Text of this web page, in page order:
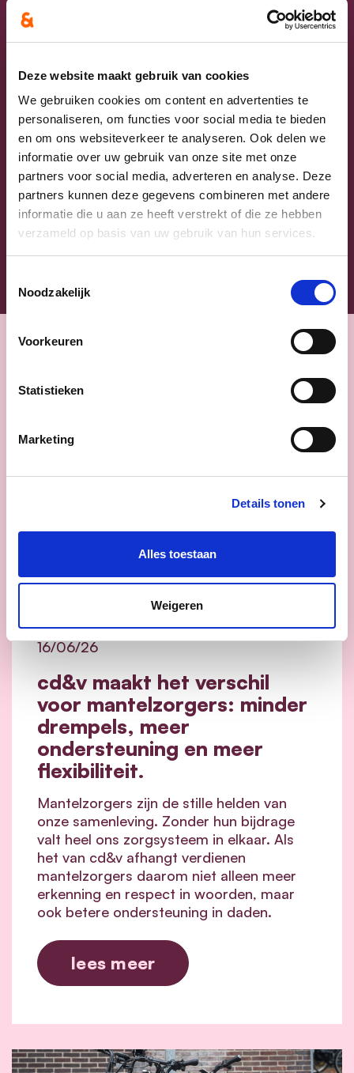
Deze website maakt gebruik van cookies
We gebruiken cookies om content en advertenties te
personaliseren, om functies voor social media te bieden
en om ons websiteverkeer te analyseren. Ook delen we
informatie over uw gebruik van onze site met onze
partners voor social media, adverteren en analyse. Deze
partners kunnen deze gegevens combineren met andere
informatie die u aan ze heeft verstrekt of die ze hebben
verzameld op basis van uw gebruik van hun services.
Noodzakelijk
Voorkeuren
Statistieken
Marketing
Details tonen
Alles toestaan
Weigeren
Laat hier je e-mailadres achter en ontvang
E-mailadres
Ja, ik aanvaard de privacyvoorwaarden.
Klikhierom de privacyvoorwaarden te raadplegen
cd&v maakt het verschil
voor mantelzorgers: minder
drempels, meer
ondersteuning en meer
flexibiliteit.
16/06/26
Mantelzorgers zijn de stille helden van
onze samenleving. Zonder hun bijdrage
valt heel ons zorgsysteem in elkaar. Als
het van cd&v afhangt verdienen
mantelzorgers daarom niet alleen meer
erkenning en respect in woorden, maar
ook betere ondersteuning in daden.
lees meer